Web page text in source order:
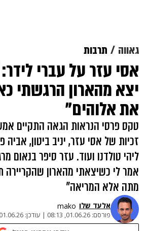
גאווה תרבות
אסי עזר על עברי
יצא מהארון הרגשתי
את אלוהים"
טקס פרסי הנראות הגאה התקיים
זכיות של אסי עזר, יניב ביטון, אביה
ליהי טולדנו ועוד. עזר סיפר בנאום
אמר לי כשיצאתי מהארון
מתה אלא המריאה"
אלעד שלו mako
פורסם: 01.06.26, 08:13
| עודכן: 01.06.26, 09:19